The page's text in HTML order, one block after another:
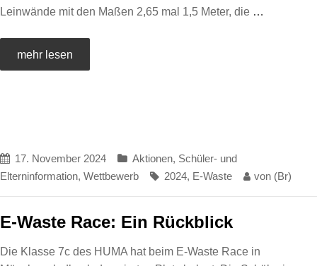
Leinwände mit den Maßen 2,65 mal 1,5 Meter, die …
mehr lesen
17. November 2024 Aktionen, Schüler- und
Elterninformation, Wettbewerb 2024, E-Waste von (Br)
E-Waste Race: Ein Rückblick
Die Klasse 7c des HUMA hat beim E-Waste Race in